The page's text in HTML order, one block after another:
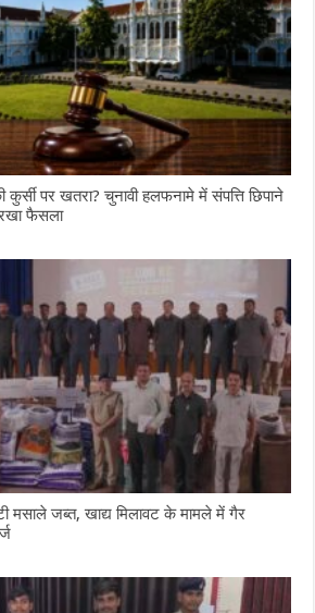
कुर्सी पर खतरा? चुनावी हलफनामे में संपत्ति छिपाने
फैसला
मसाले जब्त, खाद्य मिलावट के मामले में गैर